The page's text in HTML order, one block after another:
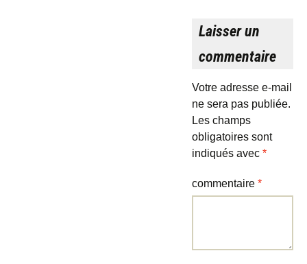
Laisser un
commentaire
Votre adresse e-mail
ne sera pas publiée.
Les champs
obligatoires sont
indiqués avec *
commentaire *